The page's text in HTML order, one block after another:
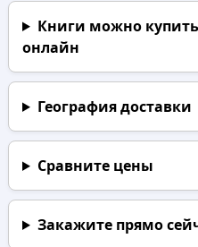
Книги можно
онлайн
География доставки
Сравните цены
Закажите прямо